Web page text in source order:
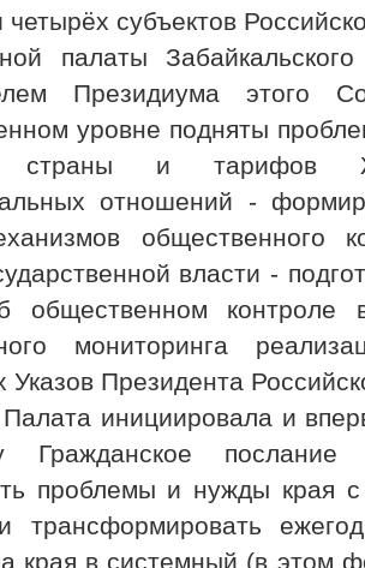
четырёх субъектов
палаты
Президиума этого
уровне подняты
страны и тарифов
отношений -
общественного
власти -
общественном контроле
мониторинга
Указов Президента
инициировала и
Гражданское послание
проблемы и нужды края с
трансформировать
края в системный (в этом